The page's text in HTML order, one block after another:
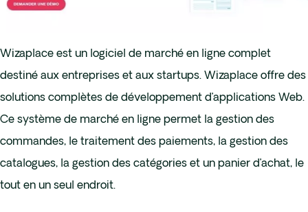
Wizaplace est un logiciel de marché en ligne complet
destiné aux entreprises et aux startups. Wizaplace offre des
solutions complètes de développement d’applications Web.
Ce système de marché en ligne permet la gestion des
commandes, le traitement des paiements, la gestion des
catalogues, la gestion des catégories et un panier d’achat, le
tout en un seul endroit.